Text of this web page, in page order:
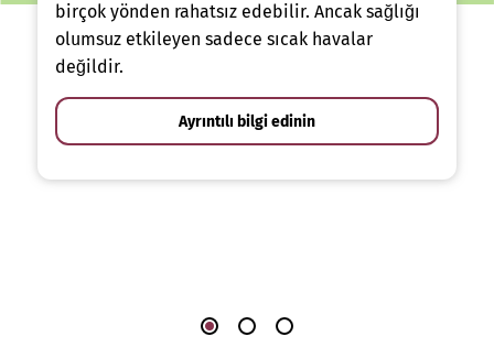
birçok yönden rahatsız edebilir. Ancak sağlığı
olumsuz etkileyen sadece sıcak havalar
değildir.
Ayrıntılı bilgi edinin